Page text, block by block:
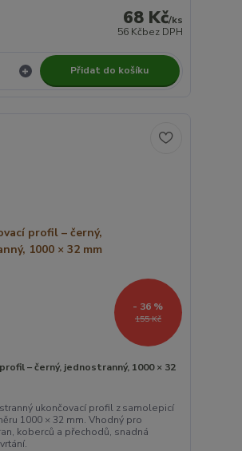
68 Kč/ks
56 Kčbez DPH
Přidat do košíku
155 Kč
- 36 %
– černý, jednostranný, 1000 × 32
ukončovací profil z samolepicí
1000 × 32 mm. Vhodný pro
koberců a přechodů, snadná